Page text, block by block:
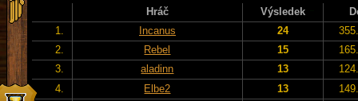
Hráč Výsledek
1.
Incanus 24
2.
Rebel 15
3.
aladinn 13
4.
Elbe2 13